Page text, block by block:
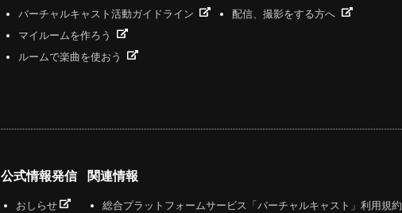
バーチャルキャスト活動ガイドライン
マイルームを作ろう
ルームで楽曲を使おう
配信、撮影をする方へ
公式情報発信
おしらせ
関連情報
総合プラットフォームサービス「バーチャルキャスト」利用規約